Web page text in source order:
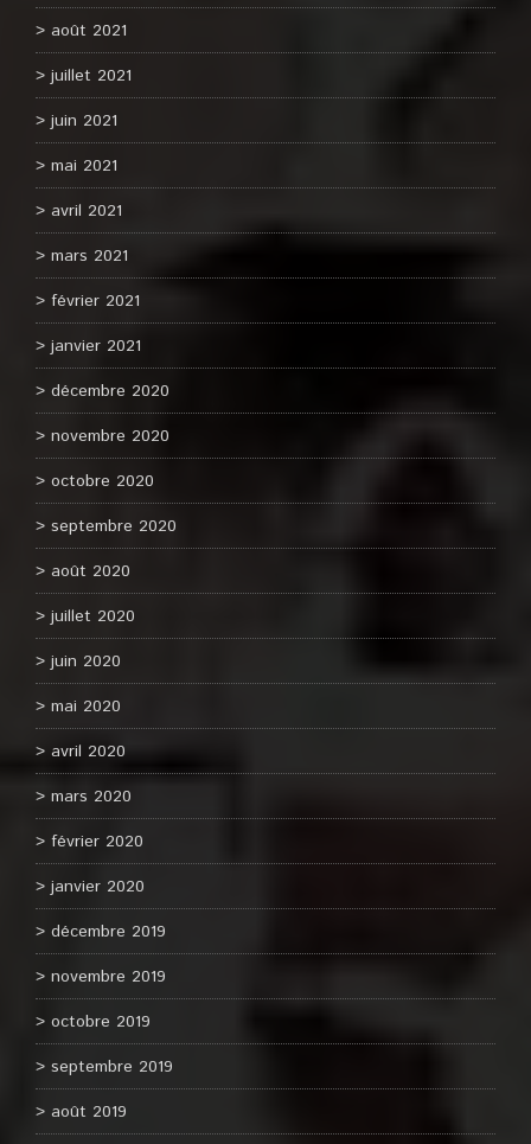
août 2021
juillet 2021
juin 2021
mai 2021
avril 2021
mars 2021
février 2021
janvier 2021
décembre 2020
novembre 2020
octobre 2020
septembre 2020
août 2020
juillet 2020
juin 2020
mai 2020
avril 2020
mars 2020
février 2020
janvier 2020
décembre 2019
novembre 2019
octobre 2019
septembre 2019
août 2019